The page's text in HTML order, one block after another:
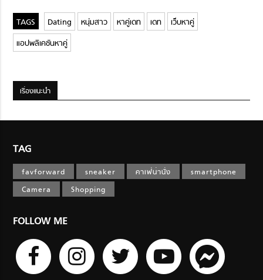
Dating หนุ่มสาว หาคู่เดท เดท
เว็บหาคู่
แอปพลิเคชันหาคู่
เรื่องแนะนำ
TAG
favforward sneaker คาเฟ่น่านั่ง
smartphone
Camera
Shopping
FOLLOW ME